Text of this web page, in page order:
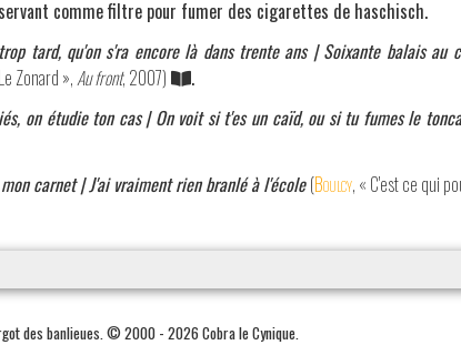
comme filtre pour fumer des cigarettes de haschisch.
tard, qu'on s'ra encore là dans trente ans | Soixante balais au
Zonard »,Au front, 2007)
.
on étudie ton cas | On voit si t'es un caïd, ou si tu fumes le
carnet | J'ai vraiment rien branlé à l'école (Boulcy, « C'est ce qui
des banlieues. © 2000 - 2026 Cobra le Cynique.